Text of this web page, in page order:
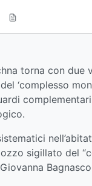
torna con due
‘complesso
sigillato del